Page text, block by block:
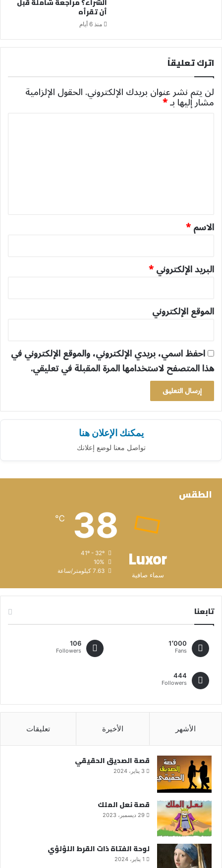
الشراء؟ مراجعة شاملة قبل
أن تقرأه
منذ 6 أيام
اترك تعليقاً
لن يتم نشر عنوان بريدك الإلكتروني.الحقول الإلزامية
مشار إليها بـ*
ق
*
الاسم*
البريد الإلكتروني*
الموقع الإلكتروني
احفظ اسمي، بريدي الإلكتروني، والموقع الإلكتروني في
هذا المتصفح لاستخدامها المرة المقبلة في تعليقي.
يمكنك الإعلان هنا
تواصل معنا لوضع إعلانك
الطقس
Luxor
سماء صافية
38
℃
10%
7.63 كيلومتر/ساعة
تابعنا
1٬000
Fans
106
Followers
444
Followers
الأشهر الأخيرة تعليقات
قصة الصديق الحقيقي
3 يناير، 2024
قصة نعل الملك
29 ديسمبر، 2023
لوحة الفتاة ذات القرط اللؤلؤي
1 يناير، 2024